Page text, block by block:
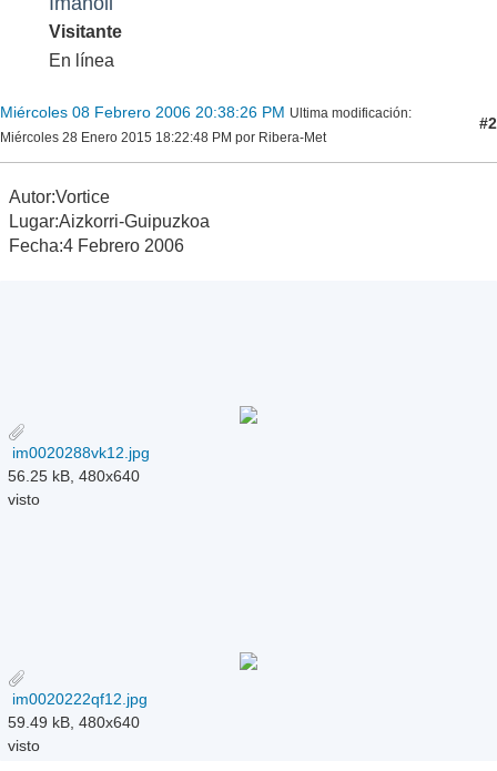
Visitante
En línea
Miércoles 08 Febrero 2006 20:38:26 PM Ultima modificación:
Miércoles 28 Enero 2015 18:22:48 PM por Ribera-Met
#2
Autor:Vortice
Lugar:Aizkorri-Guipuzkoa
Fecha:4 Febrero 2006
im0020288vk12.jpg
56.25 kB, 480x640
visto
im0020222qf12.jpg
59.49 kB, 480x640
visto